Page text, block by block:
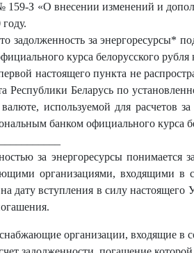
159-З «О внесении изменений и
задолженность за энергоресурсы*
курса белорусского
настоящего пункта не
Республики Беларусь по
используемой для расчетов
банком официального курса
за энергоресурсы понимается
организациями, входящими в
дату вступления в силу настоящего
организации, входящие в